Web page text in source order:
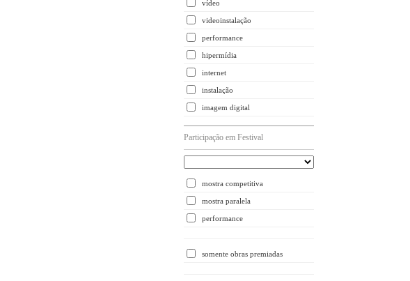
vídeo
videoinstalação
performance
hipermídia
internet
instalação
imagem digital
Participação em Festival
mostra competitiva
mostra paralela
performance
somente obras premiadas